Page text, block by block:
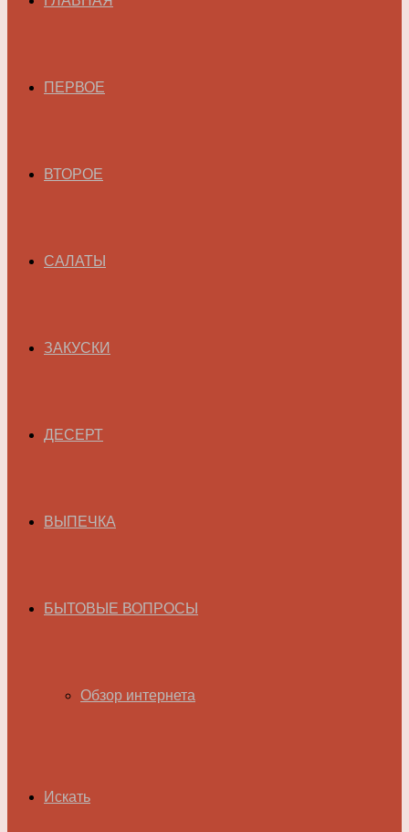
ПЕРВОЕ
ВТОРОЕ
САЛАТЫ
ЗАКУСКИ
ДЕСЕРТ
ВЫПЕЧКА
БЫТОВЫЕ ВОПРОСЫ
Обзор интернета
Искать